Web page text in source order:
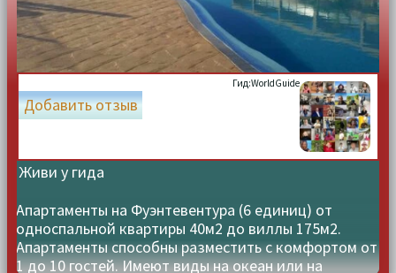
Гид:WorldGuide
Живи у гида
Добавить отзыв
Апартаменты на Фуэнтевентура (6 единиц) от
односпальной квартиры 40м2 до виллы 175м2.
Апартаменты способны разместить с комфортом от
1 до 10 гостей. Имеют виды на океан или на